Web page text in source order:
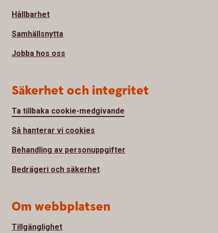
Hållbarhet
Samhällsnytta
Jobba hos oss
Säkerhet och integritet
Ta tillbaka cookie-medgivande
Så hanterar vi cookies
Behandling av personuppgifter
Bedrägeri och säkerhet
Om webbplatsen
Tillgänglighet